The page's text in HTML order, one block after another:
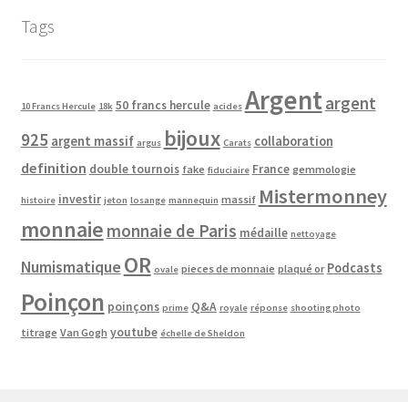
Tags
10 Francs Hercule 18k 50 francs hercule acides Argentargent
925 argent massif argus bijoux Carats collaboration
definition double tournois fake fiduciaire France gemmologie
histoire investir jeton losange mannequin massif Mistermonney
monnaie monnaie de Paris médaille nettoyage
Numismatique OR ovale pieces de monnaie plaqué or Podcasts
Poinçon poinçons prime Q&A royale réponse shooting photo
titrage Van Gogh youtube échelle de Sheldon